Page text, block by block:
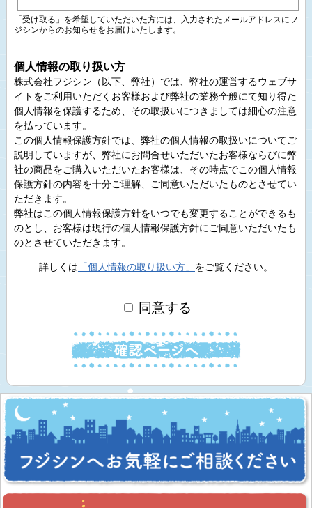
「受け取る」を希望していただいた方には、入力されたメールアドレスにフ
ジシンからのお知らせをお届けいたします。
個人情報の取り扱い方
株式会社フジシン（以下、弊社）では、弊社の運営するウェブサ
イトをご利用いただくお客様および弊社の業務全般にて知り得た
個人情報を保護するため、その取扱いにつきましては細心の注意
を払っています。
この個人情報保護方針では、弊社の個人情報の取扱いについてご
説明していますが、弊社にお問合せいただいたお客様ならびに弊
社の商品をご購入いただいたお客様は、その時点でこの個人情報
保護方針の内容を十分ご理解、ご同意いただいたものとさせてい
ただきます。
弊社はこの個人情報保護方針をいつでも変更することができるも
のとし、お客様は現行の個人情報保護方針にご同意いただいたも
のとさせていただきます。
詳しくは 「個人情報の取り扱い方」 をご覧ください。
同意する